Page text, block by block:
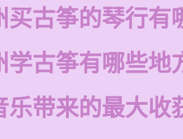
买古筝的琴行有
学古筝有哪些地
乐带来的最大收